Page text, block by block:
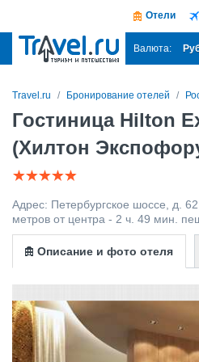
Отели
Валюта:
Travel.ru Бронирование отелей
Гостиница Hilton
(Хилтон
Адрес: Петербургское шоссе, д.
метров от центра - 2 ч. 49 мин.
Описание и фото отеля